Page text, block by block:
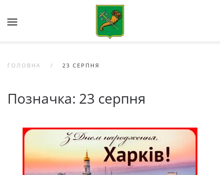
Skip to main content
ГОЛОВНА 23 СЕРПНЯ
Позначка: 23 серпня